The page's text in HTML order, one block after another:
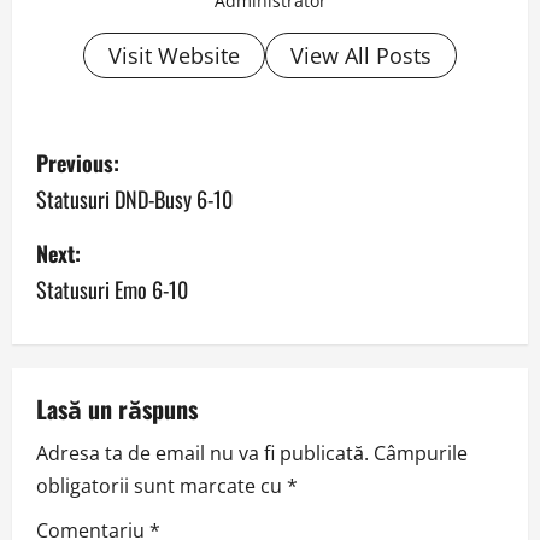
Visit Website View All Posts
P
o
s
t
n
a
v
i
Previous:
Statusuri DND-Busy 6-10
Next:
Statusuri Emo 6-10
Lasă un răspuns
Adresa ta de email nu va fi publicată. Câmpurile
obligatorii sunt marcate cu *
Comentariu *